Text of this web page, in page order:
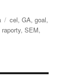
Tagi
cel,GA,goal,
raporty,SEM,